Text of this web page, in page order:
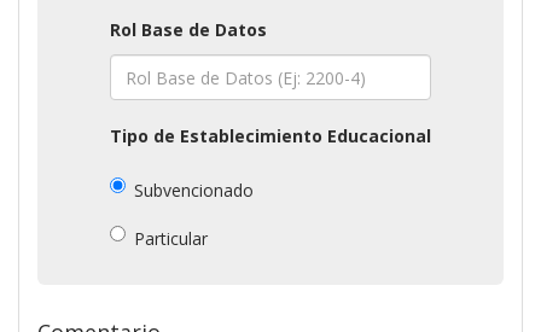
Rol Base de Datos
Tipo de Establecimiento Educacional
Subvencionado
Particular